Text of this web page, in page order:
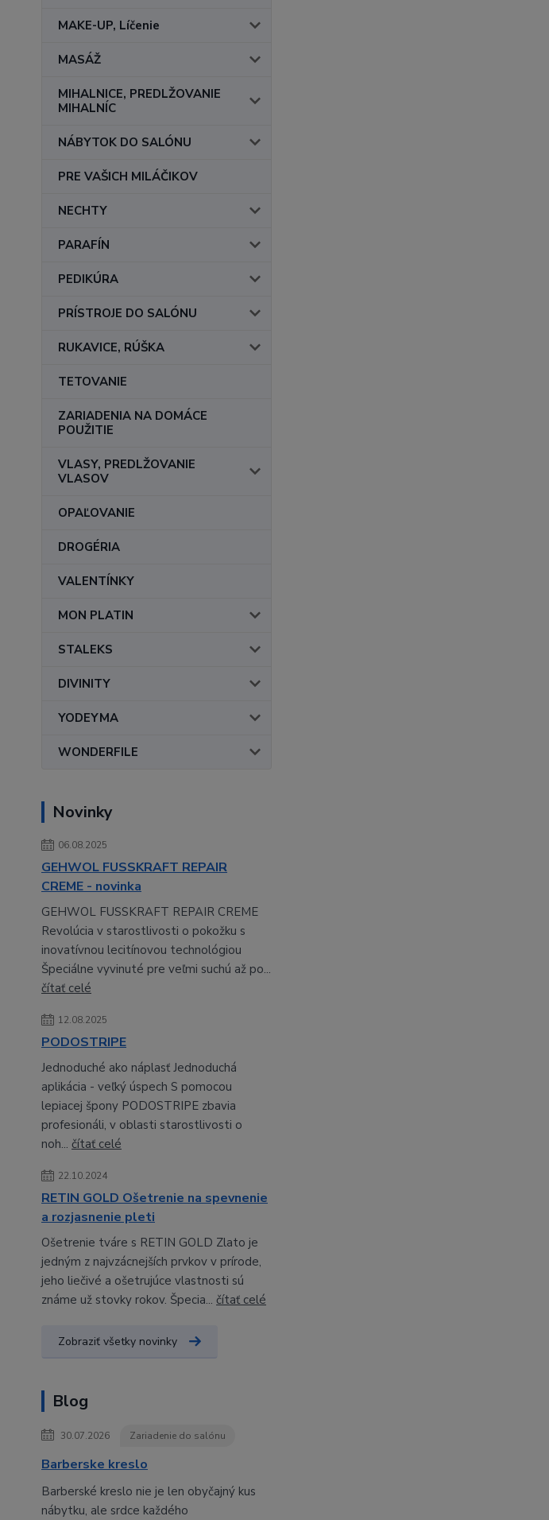
MAKE-UP, Líčenie
MASÁŽ
MIHALNICE, PREDLŽOVANIE
MIHALNÍC
NÁBYTOK DO SALÓNU
PRE VAŠICH MILÁČIKOV
NECHTY
PARAFÍN
PEDIKÚRA
PRÍSTROJE DO SALÓNU
RUKAVICE, RÚŠKA
TETOVANIE
ZARIADENIA NA DOMÁCE
POUŽITIE
VLASY, PREDLŽOVANIE
VLASOV
OPAĽOVANIE
DROGÉRIA
VALENTÍNKY
MON PLATIN
STALEKS
DIVINITY
YODEYMA
WONDERFILE
Novinky
06.08.2025
GEHWOL FUSSKRAFT REPAIR
CREME - novinka
GEHWOL FUSSKRAFT REPAIR CREME
Revolúcia v starostlivosti o pokožku s
inovatívnou lecitínovou technológiou
Špeciálne vyvinuté pre veľmi suchú až po...
čítať celé
12.08.2025
PODOSTRIPE
Jednoduché ako náplasť Jednoduchá
aplikácia - veľký úspech S pomocou
lepiacej špony PODOSTRIPE zbavia
profesionáli, v oblasti starostlivosti o
noh... čítať celé
22.10.2024
RETIN GOLD Ošetrenie na spevnenie
a rozjasnenie pleti
Ošetrenie tváre s RETIN GOLD Zlato je
jedným z najvzácnejších prvkov v prírode,
jeho liečivé a ošetrujúce vlastnosti sú
známe už stovky rokov. Špecia... čítať celé
Zobraziť všetky novinky
Blog
30.07.2026 Zariadenie do salónu
Barberske kreslo
Barberské kreslo nie je len obyčajný kus
nábytku, ale srdce každého